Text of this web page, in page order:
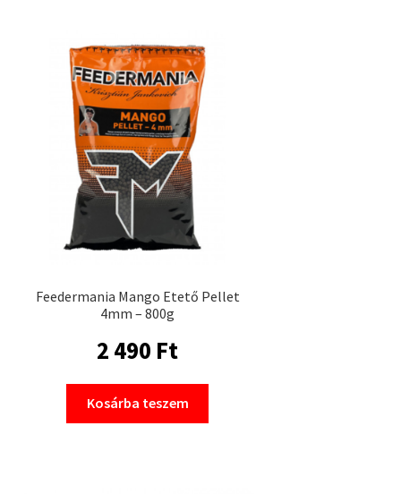
Feedermania Mango Etető Pellet
4mm – 800g
2 490 Ft
Kosárba teszem